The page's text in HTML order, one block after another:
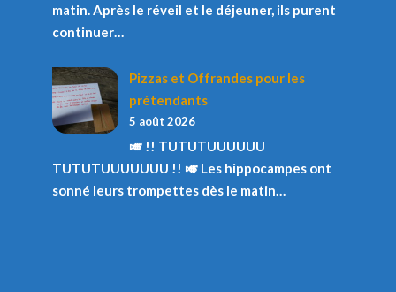
matin. Après le réveil et le déjeuner, ils purent
continuer…
Pizzas et Offrandes pour les
prétendants
5 août 2026
🎺 !! TUTUTUUUUUU
TUTUTUUUUUUU !! 🎺 Les hippocampes ont
sonné leurs trompettes dès le matin…